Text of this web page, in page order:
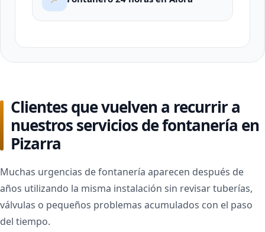
Clientes que vuelven a recurrir a
nuestros servicios de fontanería en
Pizarra
Muchas urgencias de fontanería aparecen después de
años utilizando la misma instalación sin revisar tuberías,
válvulas o pequeños problemas acumulados con el paso
del tiempo.